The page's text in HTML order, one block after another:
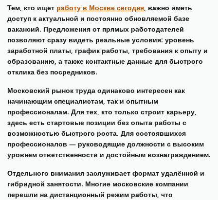
Тем, кто ищет работу в Москве сегодня, важно иметь
доступ к актуальной и постоянно обновляемой базе
вакансий. Предложения от прямых работодателей
позволяют сразу видеть реальные условия: уровень
заработной платы, график работы, требования к опыту и
образованию, а также контактные данные для быстрого
отклика без посредников.
Московский рынок труда одинаково интересен как
начинающим специалистам, так и опытным
профессионалам. Для тех, кто только строит карьеру,
здесь есть стартовые позиции без опыта работы с
возможностью быстрого роста. Для состоявшихся
профессионалов — руководящие должности с высоким
уровнем ответственности и достойным вознаграждением.
Отдельного внимания заслуживает формат удалённой и
гибридной занятости. Многие московские компании
перешли на дистанционный режим работы, что